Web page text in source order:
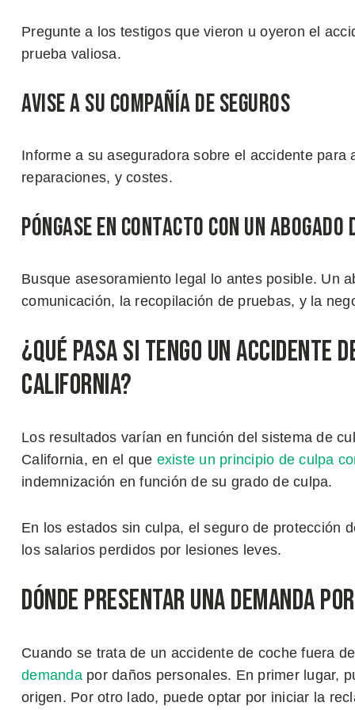
Pregunte a los testigos que vieron u oyeron el
prueba valiosa.
Avise a su Compañía de Seguros
Informe a su aseguradora sobre el accidente
reparaciones, y costes.
Póngase en Contacto con un
Busque asesoramiento legal lo antes posible. Un
comunicación, la recopilación de pruebas, y la
¿Qué Pasa si Tengo un Accidente
California?
Los resultados varían en función del sistema de
California, en el que existe un principio de culpa
indemnización en función de su grado de culpa.
En los estados sin culpa, el seguro de protección
los salarios perdidos por lesiones leves.
Dónde Presentar una Demanda
Cuando se trata de un accidente de coche fuera
demandapor daños personales. En primer lugar,
origen. Por otro lado, puede optar por iniciar la